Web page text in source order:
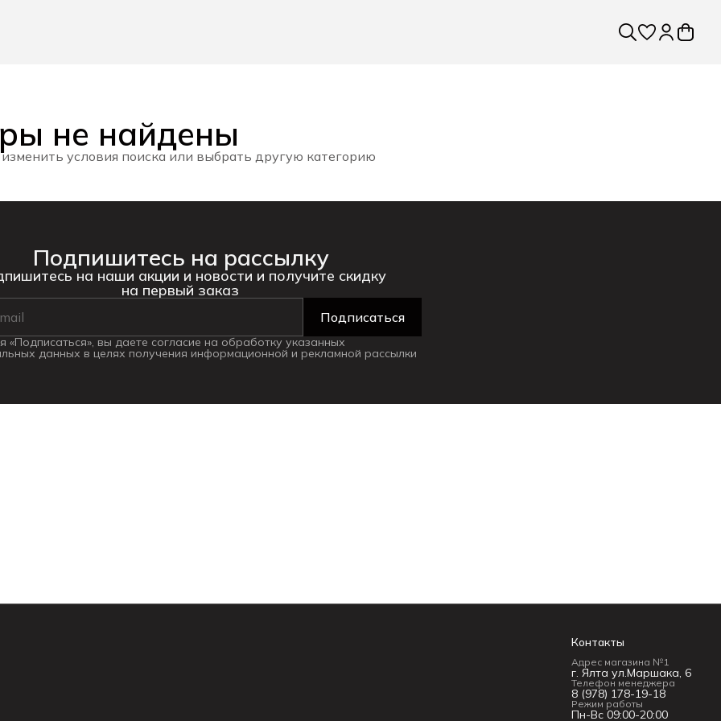
не найдены
условия поиска или выбрать другую категорию
Подпишитесь на рассылку
на наши акции и новости и получите скидку
на первый заказ
Подписаться
«Подписаться», вы даете согласие на обработку указанных
данных в целях получения информационной и рекламной рассылки
Контакты
Адрес магазина №1
г. Ялта ул.Маршака, 6
Телефон менеджера
8 (978) 178-19-18
Режим работы
Пн-Вс 09:00-20:00